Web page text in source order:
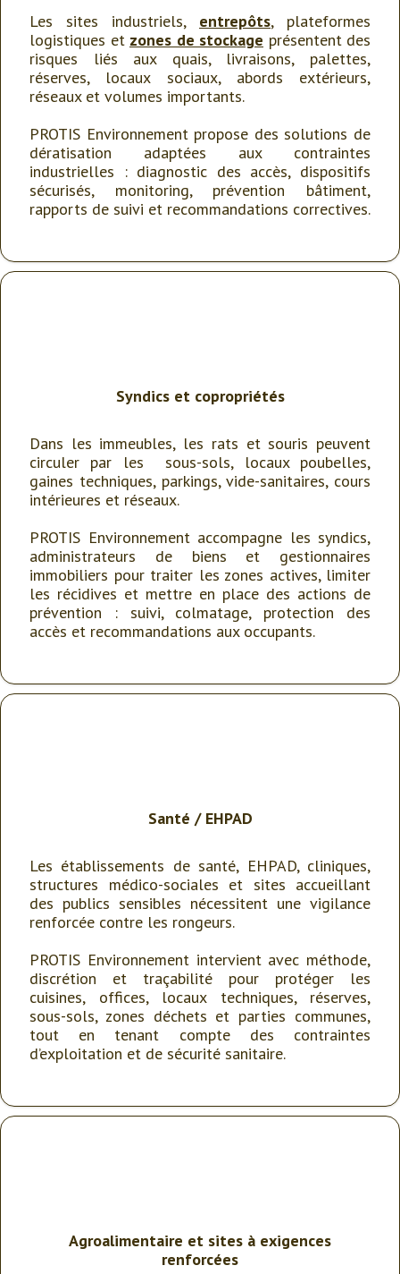
Les sites industriels, entrepôts, plateformes
logistiques et zones de stockage présentent des
risques liés aux quais, livraisons, palettes,
réserves, locaux sociaux, abords extérieurs,
réseaux et volumes importants.
PROTIS Environnement propose des solutions de
dératisation adaptées aux contraintes
industrielles : diagnostic des accès, dispositifs
sécurisés, monitoring, prévention bâtiment,
rapports de suivi et recommandations correctives.
Syndics et copropriétés
Dans les immeubles, les rats et souris peuvent
circuler par les sous-sols, locaux poubelles,
gaines techniques, parkings, vide-sanitaires, cours
intérieures et réseaux.
PROTIS Environnement accompagne les syndics,
administrateurs de biens et gestionnaires
immobiliers pour traiter les zones actives, limiter
les récidives et mettre en place des actions de
prévention : suivi, colmatage, protection des
accès et recommandations aux occupants.
Santé /EHPAD
Les établissements de santé, EHPAD, cliniques,
structures médico-sociales et sites accueillant
des publics sensibles nécessitent une vigilance
renforcée contre les rongeurs.
PROTIS Environnement intervient avec méthode,
discrétion et traçabilité pour protéger les
cuisines, offices, locaux techniques, réserves,
sous-sols, zones déchets et parties communes,
tout en tenant compte des contraintes
d’exploitation et de sécurité sanitaire.
Agroalimentaire et sites à exigences
renforcées